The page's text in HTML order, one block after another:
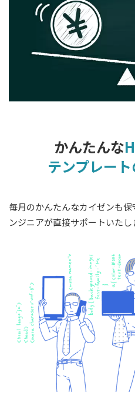
かんたんな
テンプレー
毎月のかんたんなカイゼンも
ンジニアが直接サポートいたし